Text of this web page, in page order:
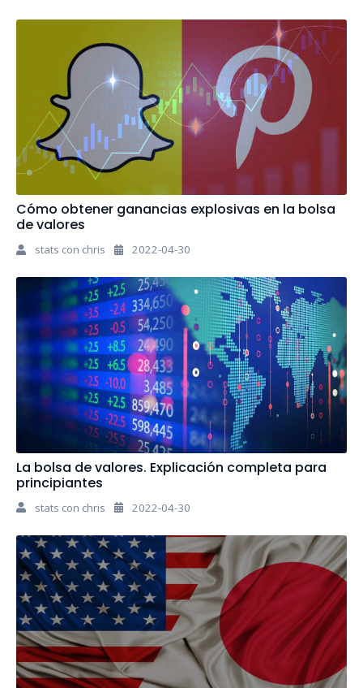
Cómo obtener ganancias explosivas en la bolsa
de valores
stats con chris 2022-04-30
La bolsa de valores. Explicación completa para
principiantes
stats con chris 2022-04-30